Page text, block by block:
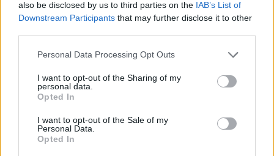
also be disclosed by us to third parties on the IAB’s List of
Downstream Participants that may further disclose it to other
Personal Data Processing Opt Outs
I want to opt-out of the Sharing of my
personal data.
Opted In
I want to opt-out of the Sale of my
Personal Data.
Opted In
Laholm höll tätt –
och vann:
Trollhättan besegrades på
bortaplan med 1-0.
LFK:s cupbragd –
slog ut Rosengård
Eskilscupen